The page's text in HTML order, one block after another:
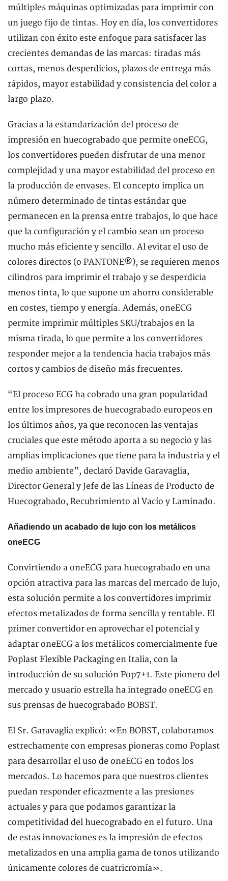
múltiples máquinas optimizadas para imprimir con
un juego fijo de tintas. Hoy en día, los convertidores
utilizan con éxito este enfoque para satisfacer las
crecientes demandas de las marcas: tiradas más
cortas, menos desperdicios, plazos de entrega más
rápidos, mayor estabilidad y consistencia del color a
largo plazo.
Gracias a la estandarización del proceso de
impresión en huecograbado que permite oneECG,
los convertidores pueden disfrutar de una menor
complejidad y una mayor estabilidad del proceso en
la producción de envases. El concepto implica un
número determinado de tintas estándar que
permanecen en la prensa entre trabajos, lo que hace
que la configuración y el cambio sean un proceso
mucho más eficiente y sencillo. Al evitar el uso de
colores directos (o PANTONE®), se requieren menos
cilindros para imprimir el trabajo y se desperdicia
menos tinta, lo que supone un ahorro considerable
en costes, tiempo y energía. Además, oneECG
permite imprimir múltiples SKU/trabajos en la
misma tirada, lo que permite a los convertidores
responder mejor a la tendencia hacia trabajos más
cortos y cambios de diseño más frecuentes.
“El proceso ECG ha cobrado una gran popularidad
entre los impresores de huecograbado europeos en
los últimos años, ya que reconocen las ventajas
cruciales que este método aporta a su negocio y las
amplias implicaciones que tiene para la industria y el
medio ambiente”, declaró Davide Garavaglia,
Director General y Jefe de las Líneas de Producto de
Huecograbado, Recubrimiento al Vacío y Laminado.
Añadiendo un acabado de lujo con los metálicos
oneECG
Convirtiendo a oneECG para huecograbado en una
opción atractiva para las marcas del mercado de lujo,
esta solución permite a los convertidores imprimir
efectos metalizados de forma sencilla y rentable. El
primer convertidor en aprovechar el potencial y
adaptar oneECG a los metálicos comercialmente fue
Poplast Flexible Packaging en Italia, con la
introducción de su solución Pop7+1. Este pionero del
mercado y usuario estrella ha integrado oneECG en
sus prensas de huecograbado BOBST.
El Sr. Garavaglia explicó: «En BOBST, colaboramos
estrechamente con empresas pioneras como Poplast
para desarrollar el uso de oneECG en todos los
mercados. Lo hacemos para que nuestros clientes
puedan responder eficazmente a las presiones
actuales y para que podamos garantizar la
competitividad del huecograbado en el futuro. Una
de estas innovaciones es la impresión de efectos
metalizados en una amplia gama de tonos utilizando
únicamente colores de cuatricromía».